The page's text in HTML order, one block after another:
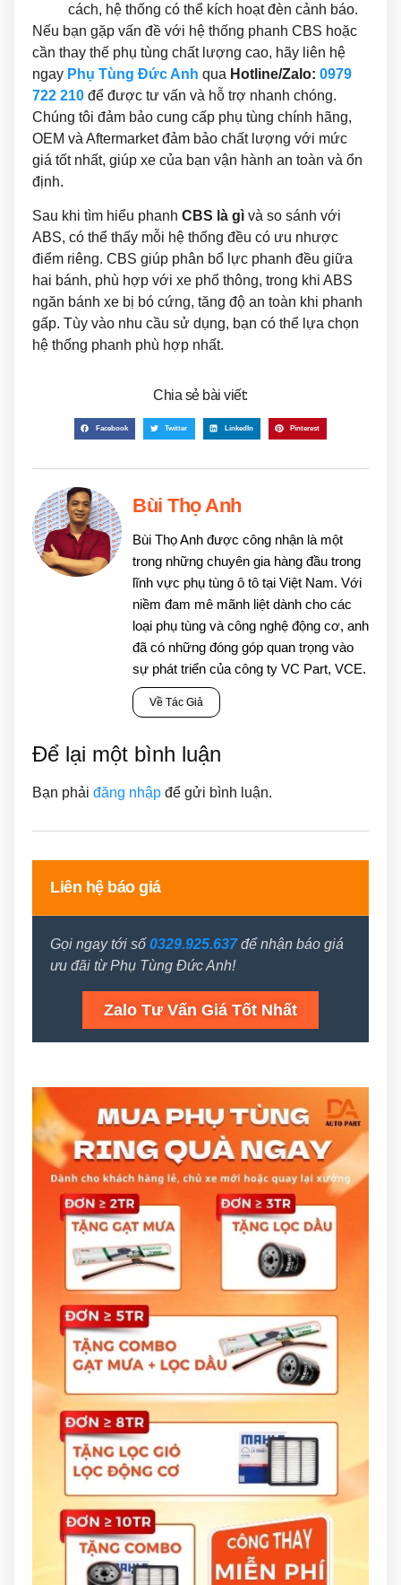
cách, hệ thống có thể kích hoạt đèn cảnh báo.
Nếu bạn gặp vấn đề với hệ thống phanh CBS hoặc
cần thay thế phụ tùng chất lượng cao, hãy liên hệ
ngay Phụ Tùng Đức Anh qua Hotline/Zalo: 0979
722 210 để được tư vấn và hỗ trợ nhanh chóng.
Chúng tôi đảm bảo cung cấp phụ tùng chính hãng,
OEM và Aftermarket đảm bảo chất lượng với mức
giá tốt nhất, giúp xe của bạn vận hành an toàn và ổn
định.
Sau khi tìm hiểu phanh CBS là gì và so sánh với
ABS, có thể thấy mỗi hệ thống đều có ưu nhược
điểm riêng. CBS giúp phân bổ lực phanh đều giữa
hai bánh, phù hợp với xe phổ thông, trong khi ABS
ngăn bánh xe bị bó cứng, tăng độ an toàn khi phanh
gấp. Tùy vào nhu cầu sử dụng, bạn có thể lựa chọn
hệ thống phanh phù hợp nhất.
Chia sẻ bài viết:
Facebook Twitter LinkedIn Pinterest
Bùi Thọ Anh
Bùi Thọ Anh được công nhận là một
trong những chuyên gia hàng đầu trong
lĩnh vực phụ tùng ô tô tại Việt Nam. Với
niềm đam mê mãnh liệt dành cho các
loại phụ tùng và công nghệ động cơ, anh
đã có những đóng góp quan trọng vào
sự phát triển của công ty VC Part, VCE.
Về Tác Giả
Để lại một bình luận
Bạn phải đăng nhập để gửi bình luận.
Liên hệ báo giá
Gọi ngay tới số 0329.925.637để nhận báo giá
ưu đãi từ Phụ Tùng Đức Anh!
Zalo Tư Vấn Giá Tốt Nhất